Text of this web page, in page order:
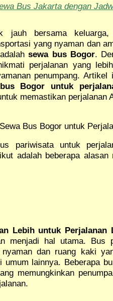
Bus Jakarta dengan
jauh bersama
yang nyaman dan
sewa bus Bogor.
perjalanan yang
penumpang.
Bogor untuk
memastikan perjalanan
Bus Bogor untuk
pariwisata untuk
adalah beberapa
Lebih untuk Perjalanan
menjadi hal utama. Bus
dan ruang kaki
umum lainnya. Beberapa
memungkinkan